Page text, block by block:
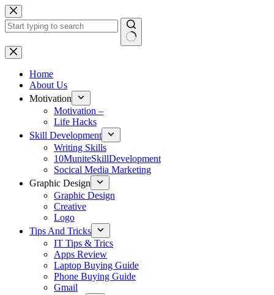
Skip
to
content
No
results
Home
About Us
Motivation
Motivation –
Life Hacks
Skill Development
Writing Skills
10MuniteSkillDevelopment
Socical Media Marketing
Graphic Design
Graphic Design
Creative
Logo
Tips And Tricks
IT Tips & Trics
Apps Review
Laptop Buying Guide
Phone Buying Guide
Gmail